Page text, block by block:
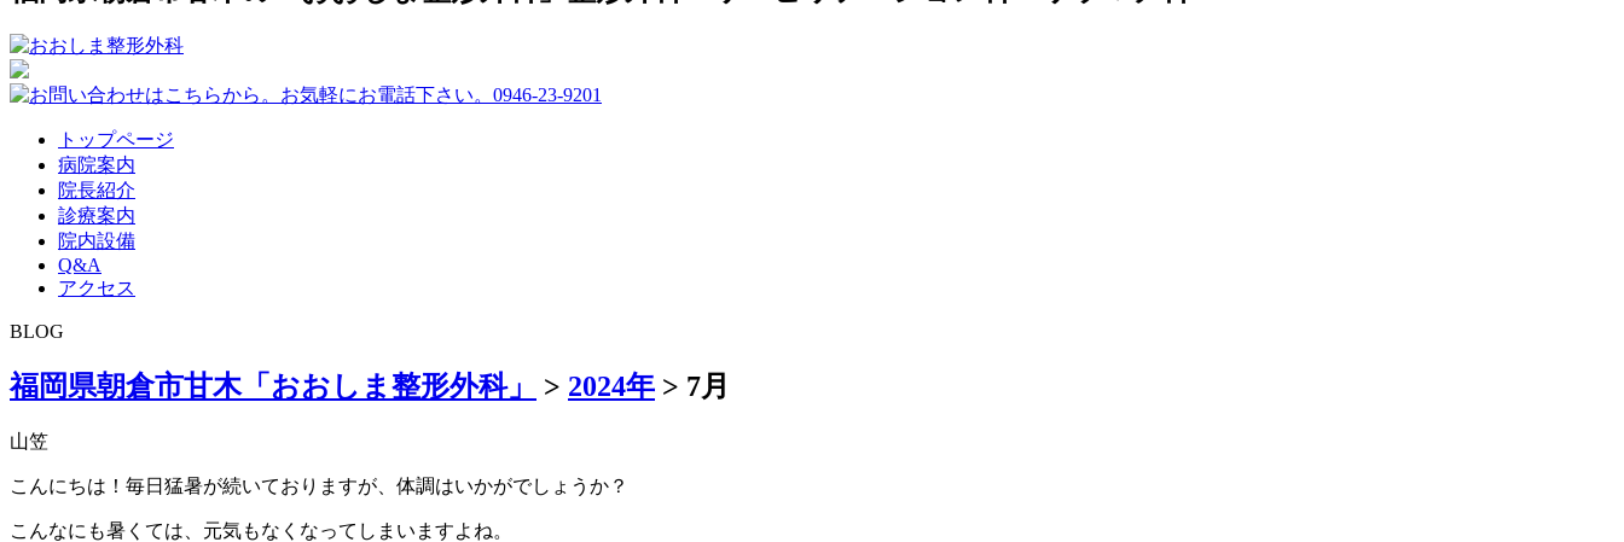
トップページ
病院案内
院長紹介
診療案内
院内設備
Q&A
アクセス
BLOG
福岡県朝倉市甘木「おおしま整形外科」 > 2024年 > 7月
山笠
こんにちは！毎日猛暑が続いておりますが、体調はいかがでしょうか？
こんなにも暑くては、元気もなくなってしまいますよね。